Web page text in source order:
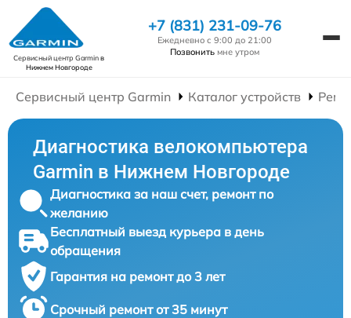
Сервисный центр Garminв
Нижнем Новгороде
+7 (831) 231-09-76
Ежедневно с 9:00 до 21:00
Позвонить мне утром
Сервисный центр Garmin Каталог устройств
Диагностика велокомпьютера
Garmin в Нижнем Новгороде
Диагностика за наш счет, ремонт по
желанию
Бесплатный выезд курьера в день
обращения
Гарантия на ремонт до 3 лет
Срочный ремонт от 35 минут